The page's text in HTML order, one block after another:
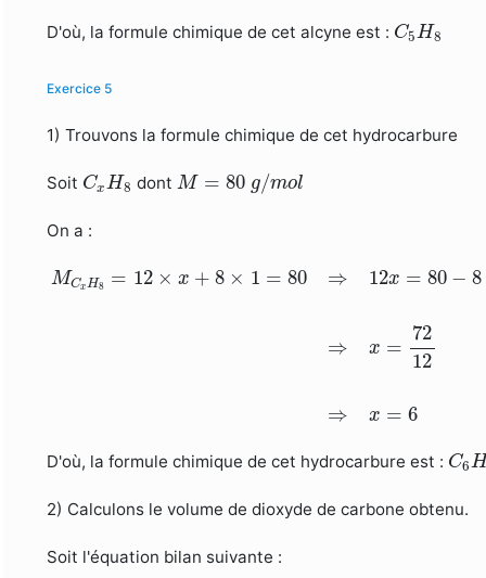
D'où, la formule chimique de cet alcyne est : C5H8
C 5H
Exercice 5
1) Trouvons la formule chimique de cet hydrocarbure
Soit CxH8
C H8 dont M = 80 g/mol
M= 80g m
On a :
MCxH8 = 12 × x + 8 × 1 = 80 ⇒ 12x = 80 − 8
⇒ x =
72
12
⇒ x = 6
MC 12 8 ×1 80 12 80 8= ⇒x 72
D'où, la formule chimique de cet hydrocarbure est : C6H
C 6
2) Calculons le volume de dioxyde de carbone obtenu.
Soit l'équation bilan suivante :